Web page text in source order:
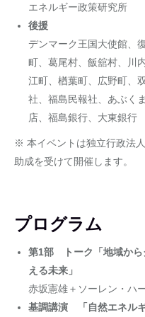
エネルギー政策研究所
後援
デンマーク王国大使館、
町、葛尾村、飯舘村、川
江町、楢葉町、広野町、
社、福島民報社、あぶく
店、福島銀行、大東銀行
※ 本イベントは独立行政法
助成を受けて開催します。
プログラム
第1部 トーク「地域から
える未来」
赤坂憲雄＋ソーレン・ハ
基調講演 「自然エネル